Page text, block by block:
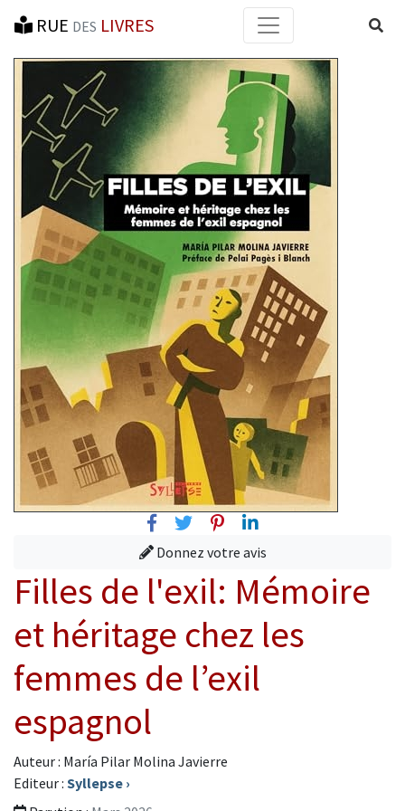
RUE DES LIVRES
FacebookTwitterPinterest
Linkedin
Donnez votre avis
Filles de l'exil: Mémoire
et héritage chez les
femmes de l’exil
espagnol
Auteur : María Pilar Molina Javierre
Editeur : Syllepse ›